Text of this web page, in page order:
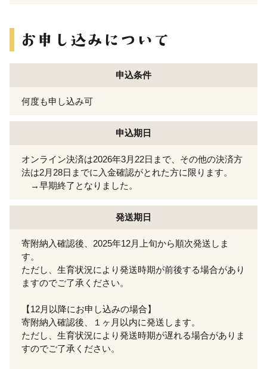
申込条件
何度も申し込み可
申込期日
オンライン決済は2026年3月22日まで、その他の決済方
法は2月28日までに入金確認がとれた方に限ります。
→早期終了となりました。
発送期日
寄附納入確認後、2025年12月上旬から順次発送しま
す。
ただし、生育状況により発送時期が前後する場合があり
ますのでご了承ください。
【12月以降にお申し込みの場合】
寄附納入確認後、１ヶ月以内に発送します。
ただし、生育状況により発送時期が遅れる場合がありま
すのでご了承ください。